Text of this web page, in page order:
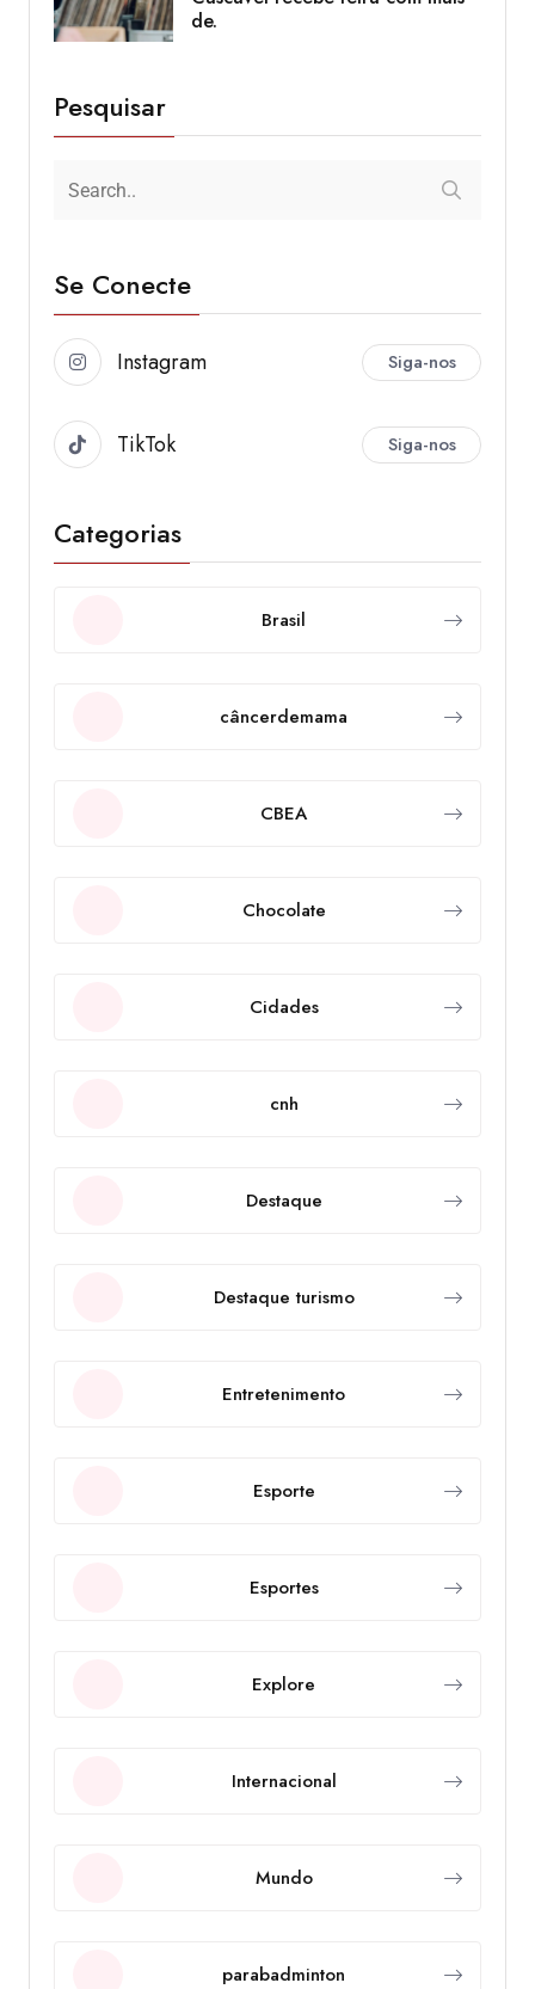
de.
Pesquisar
Se Conecte
Instagram Siga-nos
TikTok Siga-nos
Categorias
Brasil
câncerdemama
CBEA
Chocolate
Cidades
cnh
Destaque
Destaque turismo
Entretenimento
Esporte
Esportes
Explore
Internacional
Mundo
parabadminton